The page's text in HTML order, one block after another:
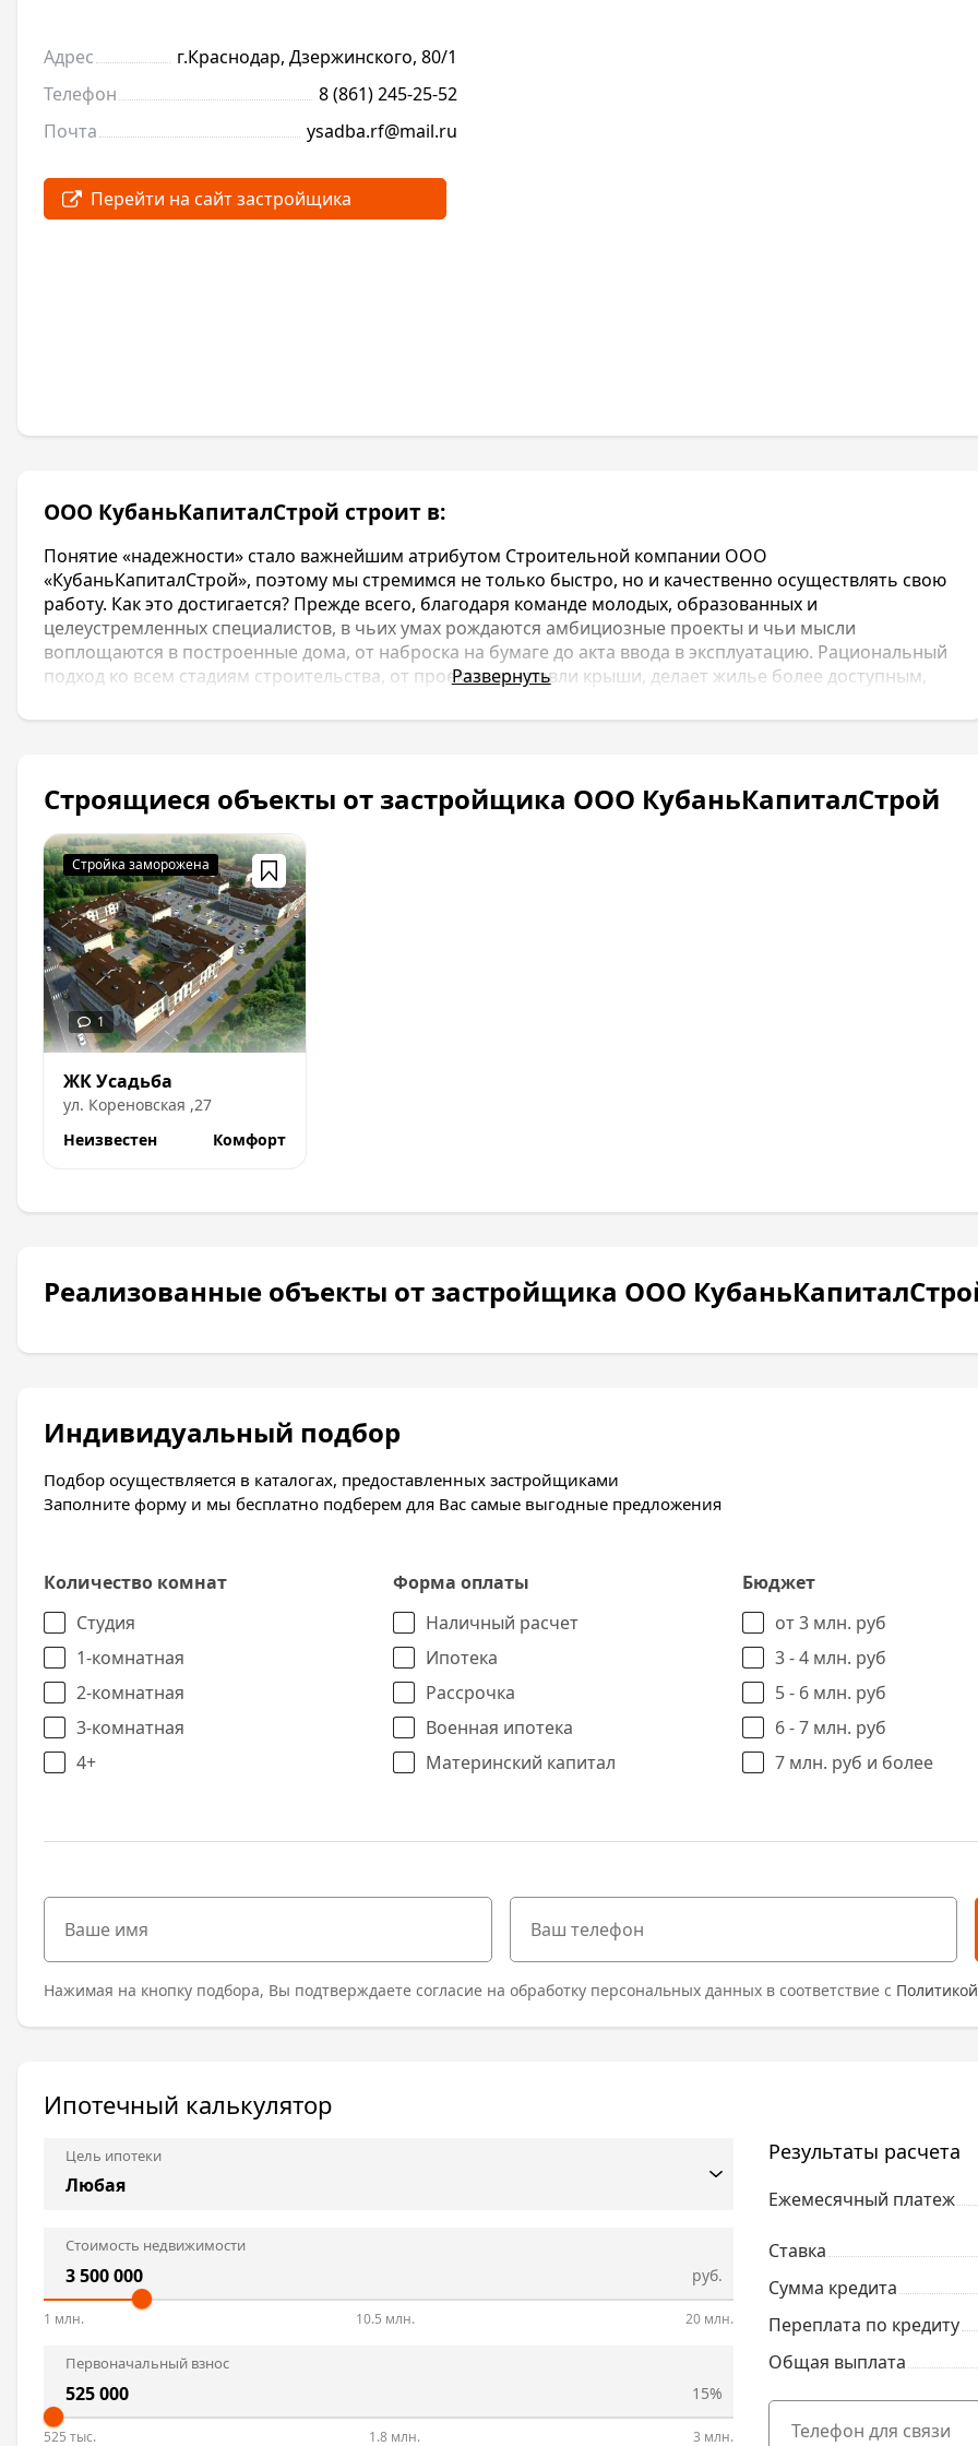
Адрес
г.Краснодар, Дзержинского, 80/1
Телефон
8 (861) 245-25-52
Почта
ysadba.rf@mail.ru
ООО КубаньКапиталСтрой строит в:
Понятие «надежности» стало важнейшим атрибутом Строительной компании ООО
«КубаньКапиталСтрой», поэтому мы стремимся не только быстро, но и качественно осуществлять свою
работу. Как это достигается? Прежде всего, благодаря команде молодых, образованных и
целеустремленных специалистов, в чьих умах рождаются амбициозные проекты и чьи мысли
воплощаются в построенные дома, от наброска на бумаге до акта ввода в эксплуатацию. Рациональный
подход ко всем стадиям строительства, от проекта, до кровли крыши, делает жилье более доступным,
современного города, тщательно подобранные материалы сохраняют тепло и придают современный и
ООО КубаньКапиталСтрой строит в:
Развернуть
Строящиеся объекты от застройщика ООО КубаньКапиталСтрой
ЖК Усадьба
ул. Кореновская ,27
Неизвестен
Комфорт
Реализованные объекты от застройщика ООО
Индивидуальный подбор
Подбор осуществляется в каталогах, предоставленных застройщиками
Заполните форму и мы бесплатно подберем для Вас самые выгодные предложения
Количество комнат
Студия
1-комнатная
2-комнатная
3-комнатная
4+
Форма оплаты
Наличный расчет
Ипотека
Рассрочка
Военная ипотека
Материнский капитал
Бюджет
от 3 млн. руб
3 - 4 млн. руб
5 - 6 млн. руб
6 - 7 млн. руб
7 млн. руб и более
Нажимая на кнопку подбора, Вы подтверждаете согласие на обработку персональных данных в соответствие с
Ипотечный калькулятор
Цель ипотеки
Стоимость недвижимости
руб.
1 млн. 10.5 млн. 20 млн.
Первоначальный взнос
15%
525 тыс. 1.8 млн. 3 млн.
Результаты расчета
Ежемесячный платеж
Ставка
Сумма кредита
Переплата по кредиту
Общая выплата